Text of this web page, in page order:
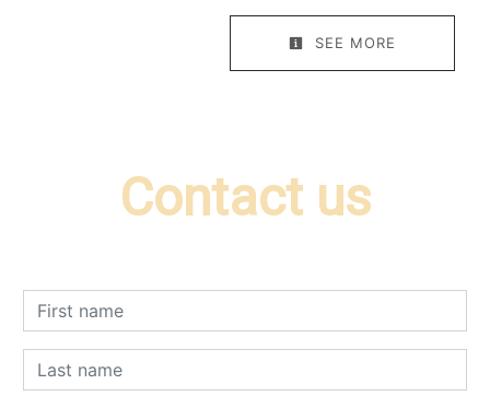
SEE MORE
Contact us